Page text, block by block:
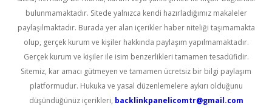
bulunmamaktadır. Sitede yalnızca kendi hazırladığımız makaleler
paylaşılmaktadır. Burada yer alan içerikler haber niteliği taşımamakta
olup, gerçek kurum ve kişiler hakkında paylaşım yapılmamaktadır.
Gerçek kurum ve kişiler ile isim benzerlikleri tamamen tesadüfidir.
Sitemiz, kar amacı gütmeyen ve tamamen ücretsiz bir bilgi paylaşım
platformudur. Hukuka ve yasal düzenlemelere aykırı olduğunu
düşündüğünüz içerikleri, backlinkpanelicomtr@gmail.com